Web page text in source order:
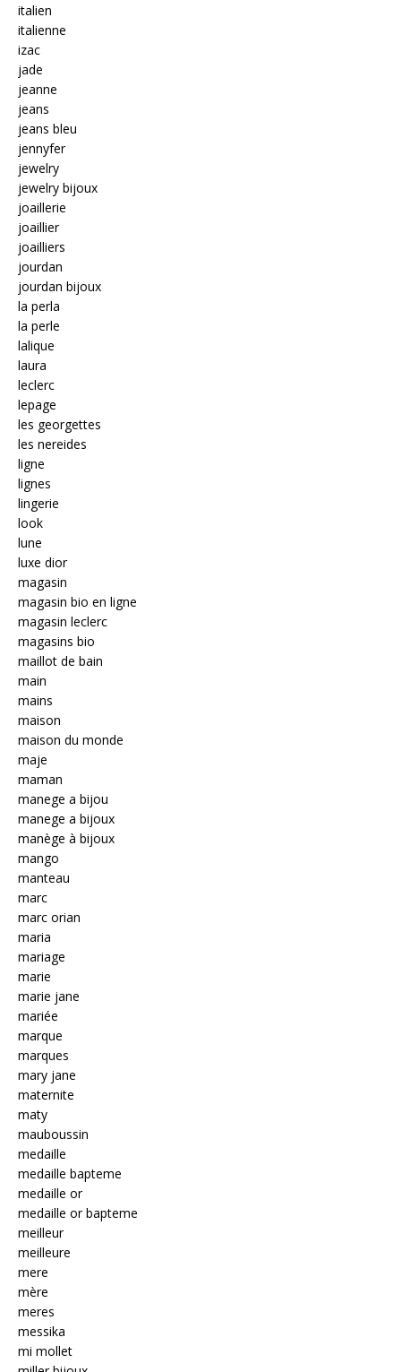
italien
italienne
izac
jade
jeanne
jeans
jeans bleu
jennyfer
jewelry
jewelry bijoux
joaillerie
joaillier
joailliers
jourdan
jourdan bijoux
la perla
la perle
lalique
laura
leclerc
lepage
les georgettes
les nereides
ligne
lignes
lingerie
look
lune
luxe dior
magasin
magasin bio en ligne
magasin leclerc
magasins bio
maillot de bain
main
mains
maison
maison du monde
maje
maman
manege a bijou
manege a bijoux
manège à bijoux
mango
manteau
marc
marc orian
maria
mariage
marie
marie jane
mariée
marque
marques
mary jane
maternite
maty
mauboussin
medaille
medaille bapteme
medaille or
medaille or bapteme
meilleur
meilleure
mere
mère
meres
messika
mi mollet